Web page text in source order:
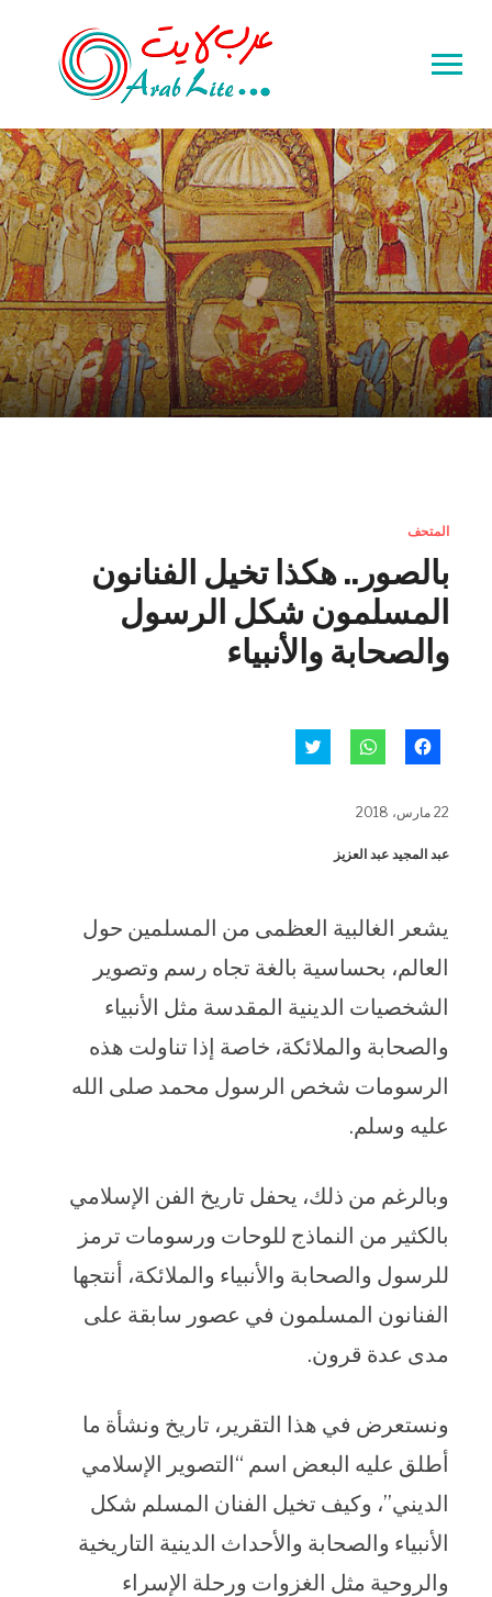
Toggle
&
navigation
المتحف
بالصور.. هكذا تخيل الفنانون
المسلمون شكل الرسول
والصحابة والأنبياء
للمشاركة
في
للمشاركة
في 22 مارس، 2018
عبد المجيد عبد العزيز
يشعر الغالبية العظمى من المسلمين حول
العالم، بحساسية بالغة تجاه رسم وتصوير
الشخصيات الدينية المقدسة مثل الأنبياء
والصحابة والملائكة، خاصة إذا تناولت هذه
الرسومات شخص الرسول محمد صلى الله
عليه وسلم.
وبالرغم من ذلك، يحفل تاريخ الفن الإسلامي
بالكثير من النماذج للوحات ورسومات ترمز
للرسول والصحابة والأنبياء والملائكة، أنتجها
الفنانون المسلمون في عصور سابقة على
مدى عدة قرون.
ونستعرض في هذا التقرير، تاريخ ونشأة ما
أطلق عليه البعض اسم “التصوير الإسلامي
الديني”، وكيف تخيل الفنان المسلم شكل
الأنبياء والصحابة والأحداث الدينية التاريخية
والروحية مثل الغزوات ورحلة الإسراء